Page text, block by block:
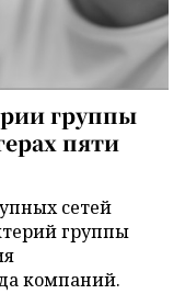
группы
пяти
сетей
группы
компаний.